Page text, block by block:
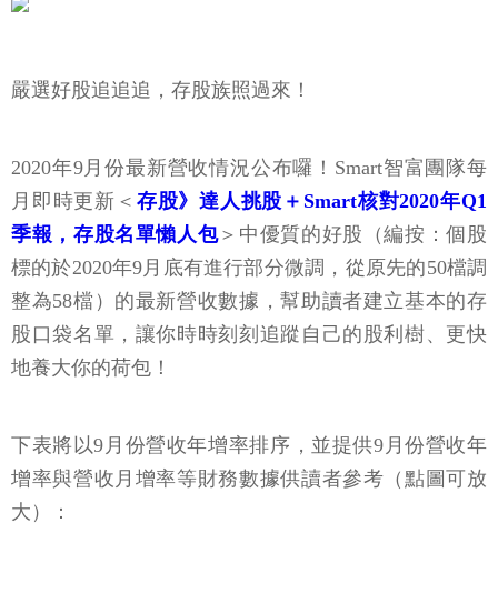
嚴選好股追追追，存股族照過來！
2020年9月份最新營收情況公布囉！Smart智富團隊每
月即時更新＜ 存股》達人挑股＋Smart核對2020年Q1
季報，存股名單懶人包＞中優質的好股（編按：個股
標的於2020年9月底有進行部分微調，從原先的50檔調
整為58檔）的最新營收數據，幫助讀者建立基本的存
股口袋名單，讓你時時刻刻追蹤自己的股利樹、更快
地養大你的荷包！
下表將以9月份營收年增率排序，並提供9月份營收年
增率與營收月增率等財務數據供讀者參考（點圖可放
大）：